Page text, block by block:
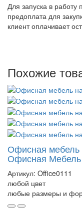
Для запуска в
предоплата для
клиент оплачивает
Похожие
Офисная мебель
Офисная
Артикул: Office0111
любой цвет
любые размеры и